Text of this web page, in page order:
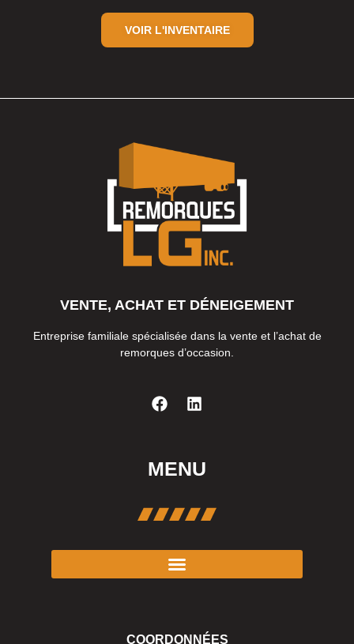
VOIR L'INVENTAIRE
VENTE, ACHAT ET DÉNEIGEMENT
Entreprise familiale spécialisée dans la vente et l’achat de
remorques d’occasion.
MENU
COORDONNÉES